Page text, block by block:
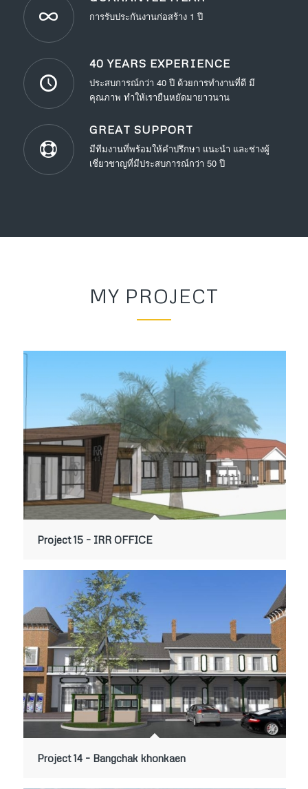
การรับประกันงานก่อสร้าง 1 ปี
40 YEARS EXPERIENCE
ประสบการณ์กว่า 40 ปี ด้วยการทำงานที่ดี มี
คุณภาพ ทำให้เรายืนหยัดมายาวนาน
GREAT SUPPORT
มีทีมงานที่พร้อมให้คำปรึกษา แนะนำ และช่างผู้
เชี่ยวชาญที่มีประสบการณ์กว่า 50 ปี
MY PROJECT
Project 15 – IRR OFFICE
Project 14 – Bangchak khonkaen